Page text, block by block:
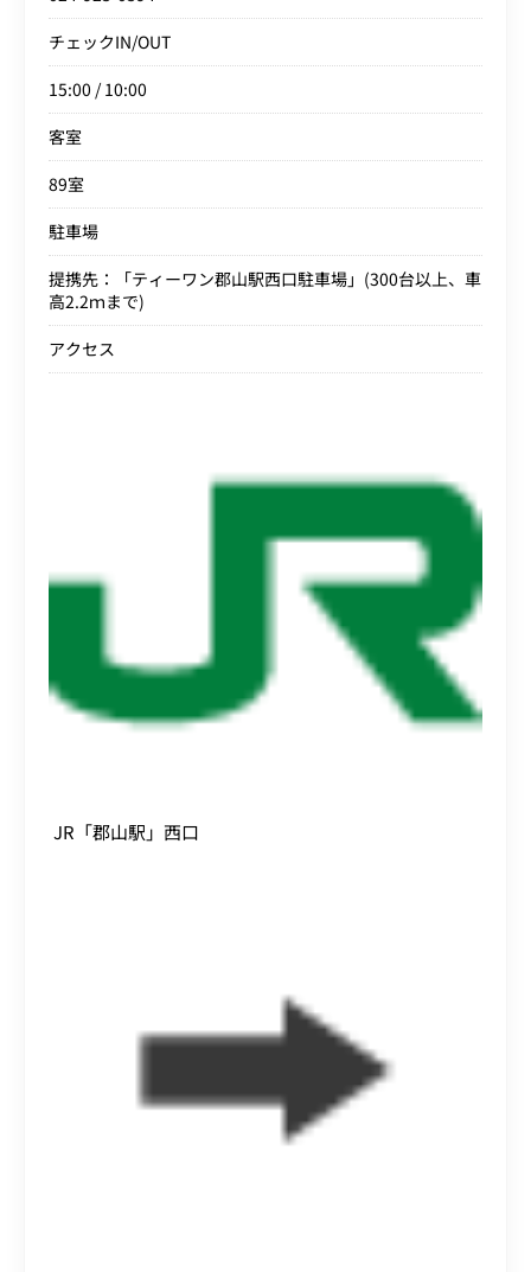
チェックIN/OUT
15:00 / 10:00
客室
89室
駐車場
提携先：「ティーワン郡山駅西口駐車場」(300台以上、車
高2.2ｍまで)
アクセス
JR「郡山駅」西口